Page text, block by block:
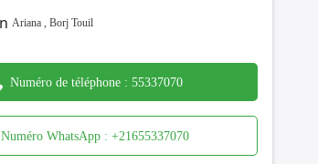
Ariana ,Borj Touil
Numéro de téléphone : 55337070
Numéro WhatsApp : +21655337070